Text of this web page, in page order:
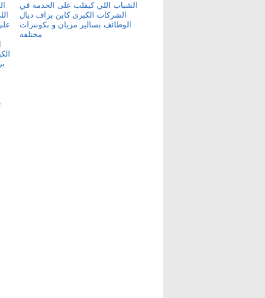
الشباب اللي كيقلب على الخدمة في
الشركات الكبرى كاين بزاف ديال
الوظائف بسالير مزيان و بكونترات
مختلفة